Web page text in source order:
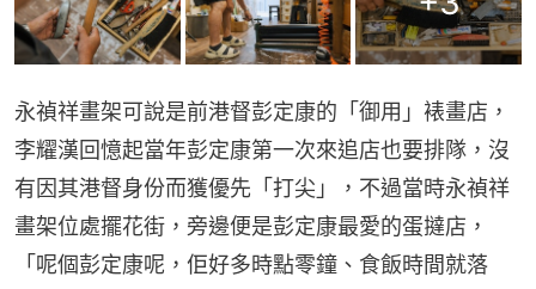
永禎祥畫架可說是前港督彭定康的「御用」裱畫店，
李耀漢回憶起當年彭定康第一次來追店也要排隊，沒
有因其港督身份而獲優先「打尖」，不過當時永禎祥
畫架位處擺花街，旁邊便是彭定康最愛的蛋撻店，
「呢個彭定康呢，佢好多時點零鐘、食飯時間就落